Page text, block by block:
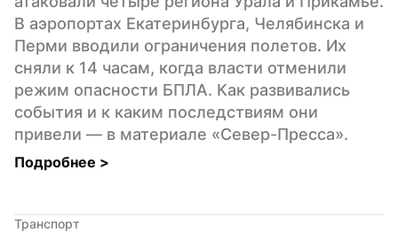
В аэропортах Екатеринбурга, Челябинска и
Перми вводили ограничения полетов. Их
сняли к 14 часам, когда власти отменили
режим опасности БПЛА. Как развивались
события и к каким последствиям они
привели — в материале «Север-Пресса».
Подробнее >
Транспорт